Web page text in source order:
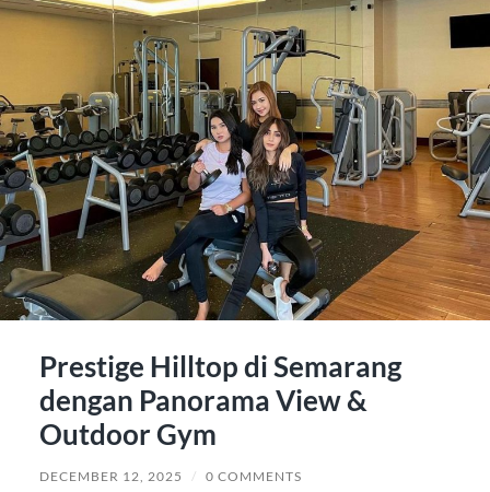
Prestige Hilltop di Semarang
dengan Panorama View &
Outdoor Gym
DECEMBER 12, 2025 / 0 COMMENTS